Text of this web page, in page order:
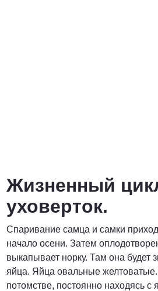
Жизненный
уховерток.
Спаривание самца и самки
начало осени. Затем
выкапывает норку. Там она будет
яйца. Яйца овальные
потомстве, постоянно находясь с